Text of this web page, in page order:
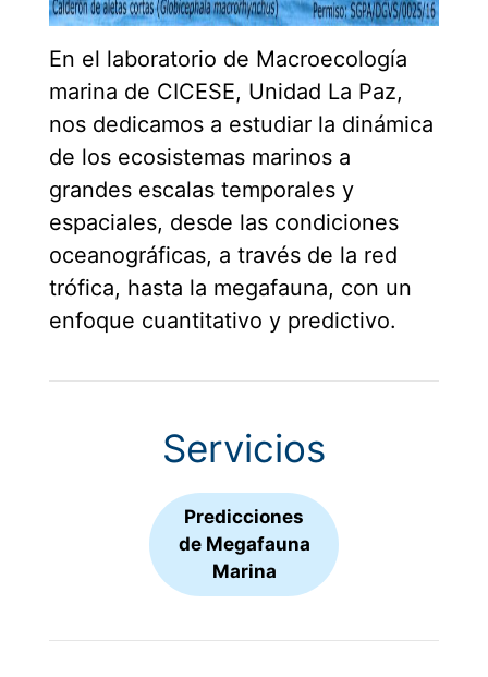
En el laboratorio de Macroecología
marina de CICESE, Unidad La Paz,
nos dedicamos a estudiar la dinámica
de los ecosistemas marinos a
grandes escalas temporales y
espaciales, desde las condiciones
oceanográficas, a través de la red
trófica, hasta la megafauna, con un
enfoque cuantitativo y predictivo.
Servicios
Predicciones
de Megafauna
Marina